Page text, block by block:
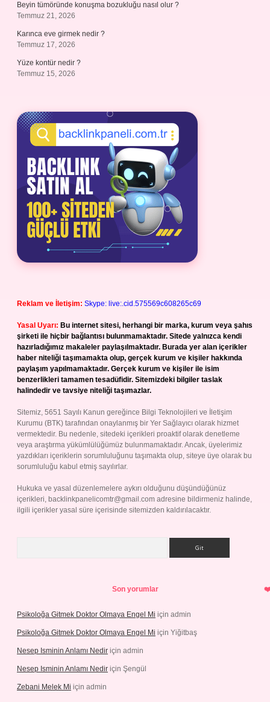
Beyin tümöründe konuşma bozukluğu nasıl olur ?
Temmuz 21, 2026
Karınca eve girmek nedir ?
Temmuz 17, 2026
Yüze kontür nedir ?
Temmuz 15, 2026
Reklam ve İletişim: Skype: live:.cid.575569c608265c69
Yasal Uyarı: Bu internet sitesi, herhangi bir marka, kurum veya şahıs
şirketi ile hiçbir bağlantısı bulunmamaktadır. Sitede yalnızca kendi
hazırladığımız makaleler paylaşılmaktadır. Burada yer alan içerikler
haber niteliği taşımamakta olup, gerçek kurum ve kişiler hakkında
paylaşım yapılmamaktadır. Gerçek kurum ve kişiler ile isim
benzerlikleri tamamen tesadüfidir. Sitemizdeki bilgiler taslak
halindedir ve tavsiye niteliği taşımazlar.
Sitemiz, 5651 Sayılı Kanun gereğince Bilgi Teknolojileri ve İletişim
Kurumu (BTK) tarafından onaylanmış bir Yer Sağlayıcı olarak hizmet
vermektedir. Bu nedenle, sitedeki içerikleri proaktif olarak denetleme
veya araştırma yükümlülüğümüz bulunmamaktadır. Ancak, üyelerimiz
yazdıkları içeriklerin sorumluluğunu taşımakta olup, siteye üye olarak bu
sorumluluğu kabul etmiş sayılırlar.
Hukuka ve yasal düzenlemelere aykırı olduğunu düşündüğünüz
içerikleri, backlinkpanelicomtr@gmail.com adresine bildirmeniz halinde,
ilgili içerikler yasal süre içerisinde sitemizden kaldırılacaktır.
Son yorumlar
Psikoloğa Gitmek Doktor Olmaya Engel Mi için admin
Psikoloğa Gitmek Doktor Olmaya Engel Mi için Yiğitbaş
Nesep Isminin Anlamı Nedir için admin
Nesep Isminin Anlamı Nedir için Şengül
Zebani Melek Mi için admin